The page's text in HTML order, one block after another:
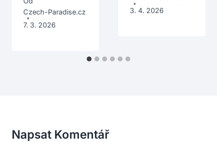
Czech-Paradise.cz
7. 3. 2026
3. 4. 2026
Napsat Komentář